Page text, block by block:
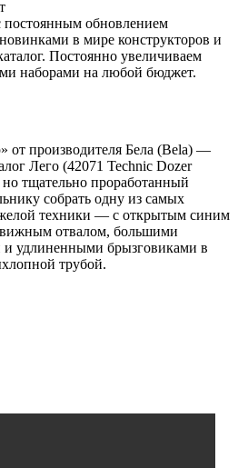
обновлением
в мире конструкторов и
Постоянно увеличиваем
наборами на любой бюджет.
от производителя Бела (Bela) —
Лего (42071 Technic Dozer
тщательно проработанный
собрать одну из самых
техники — с открытым синим
отвалом, большими
удлиненными брызговиками в
трубой.